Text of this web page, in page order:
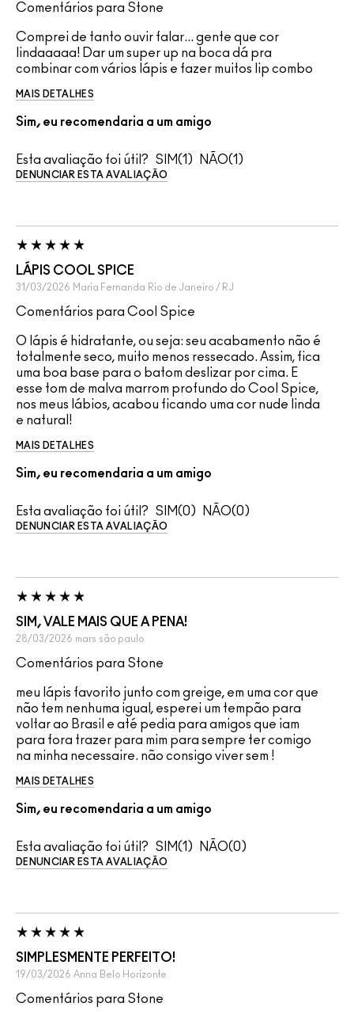
Comentários para Stone
Comprei de tanto ouvir falar... gente que cor
lindaaaaa! Dar um super up na boca dá pra
combinar com vários lápis e fazer muitos lip combo
MAIS DETALHES
Sim, eu recomendaria a um amigo
Esta avaliação foi útil? 1 1
DENUNCIAR ESTA AVALIAÇÃO
LÁPIS COOL SPICE
31/03/2026 Maria Fernanda Rio de Janeiro / RJ
Comentários para Cool Spice
O lápis é hidratante, ou seja: seu acabamento não é
totalmente seco, muito menos ressecado. Assim, fica
uma boa base para o batom deslizar por cima. E
esse tom de malva marrom profundo do Cool Spice,
nos meus lábios, acabou ficando uma cor nude linda
e natural!
MAIS DETALHES
Sim, eu recomendaria a um amigo
Esta avaliação foi útil? 0 0
DENUNCIAR ESTA AVALIAÇÃO
SIM, VALE MAIS QUE A PENA!
28/03/2026 mars são paulo
Comentários para Stone
meu lápis favorito junto com greige, em uma cor que
não tem nenhuma igual, esperei um tempão para
voltar ao Brasil e até pedia para amigos que iam
para fora trazer para mim para sempre ter comigo
na minha necessaire. não consigo viver sem !
MAIS DETALHES
Sim, eu recomendaria a um amigo
Esta avaliação foi útil? 1 0
DENUNCIAR ESTA AVALIAÇÃO
SIMPLESMENTE PERFEITO!
19/03/2026 Anna Belo Horizonte
Comentários para Stone